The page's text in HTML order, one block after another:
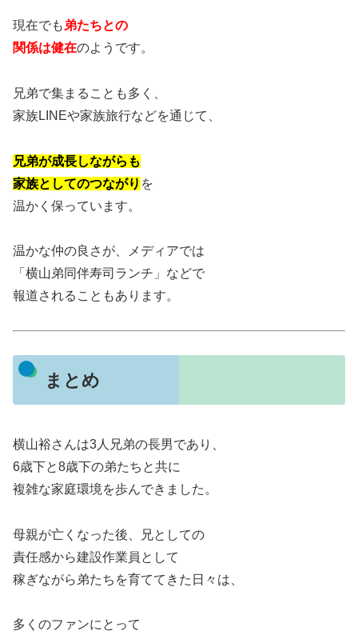
現在でも 弟たちとの
関係は健在のようです。
兄弟で集まることも多く、
家族LINEや家族旅行などを通じて、
兄弟が成長しながらも
家族としてのつながり を
温かく保っています。
温かな仲の良さが、メディアでは
「横山弟同伴寿司ランチ」などで
報道されることもあります。
まとめ
横山裕さんは3人兄弟の長男であり、
6歳下と8歳下の弟たちと共に
複雑な家庭環境を歩んできました。
母親が亡くなった後、兄としての
責任感から建設作業員として
稼ぎながら弟たちを育ててきた日々は、
多くのファンにとって